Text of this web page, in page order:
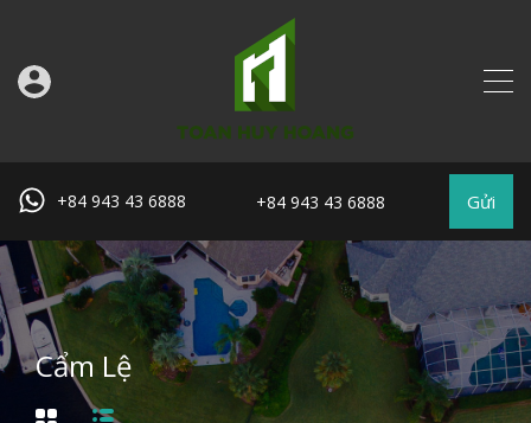
+84 943 43 6888 +84 943 43 6888 Gửi
Cẩm Lệ